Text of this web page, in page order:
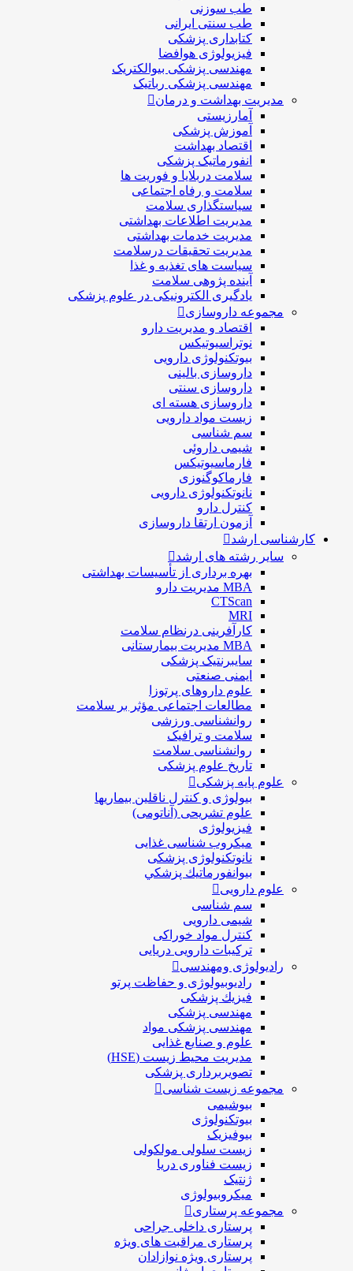
طب سوزنی
طب سنتی ایرانی
کتابداری پزشکی
فیزیولوژی هوافضا
مهندسی پزشکی بیوالکتریک
مهندسی پزشکی رباتیک
مدیریت بهداشت و درمان
آمارزیستی
آموزش پزشکی
اقتصاد بهداشت
انفورماتیک پزشکی
سلامت دربلايا و فوريت ها
سلامت و رفاه اجتماعی
سیاستگذاری سلامت
مدیریت اطلاعات بهداشتی
مدیریت خدمات بهداشتی
مدیریت تحقیقات درسلامت
سیاست های تغذیه و غذا
آینده پژوهی سلامت
یادگیری الکترونیکی در علوم پزشکی
مجموعه داروسازی
اقتصاد و مديريت دارو
نوتراسیوتیکس
بيوتكنولوژی دارویی
داروسازی بالينی
داروسازی سنتی
داروسازی هسته ای
زیست مواد دارویی
سم شناسی
شيمی داروئی
فارماسيوتيكس
فارماكوگنوزی
نانوتکنولوژی دارویی
كنترل دارو
آزمون ارتقا داروسازی
کارشناسی ارشد
سایر رشته های ارشد
بهره برداری از تأسیسات بهداشتی
MBA مدیریت دارو
CTScan
MRI
کارآفرینی درنظام سلامت
MBA مدیریت بیمارستانی
سایبرنتیک پزشکی
ایمنی صنعتی
علوم داروهای پرتوزا
مطالعات اجتماعی مؤثر بر سلامت
روانشناسی ورزشی
سلامت و ترافیک
روانشناسی سلامت
تاریخ علوم پزشکی
علوم پایه پزشکی
بیولوژی و کنترل ناقلین بیماریها
علوم تشریحی (آناتومی)
فیزیولوژی
ميكروب شناسی غذایی
نانوتکنولوژی پزشکی
بيوانفورماتيك پزشكي
علوم دارویی
سم شناسی
شیمی دارویی
کنترل مواد خوراکی
ترکیبات دارویی دریایی
رادیولوژی ومهندسی
رادیوبیولوژی و حفاظت پرتو
فيزيك پزشکی
مهندسی پزشکی
مهندسی پزشکی مواد
علوم و صنايع غذایی
مدیریت محیط زیست (HSE)
تصویربرداری پزشکی
مجموعه زیست شناسی
بیوشیمی
بیوتکنولوژی
بیوفیزیک
زیست سلولی مولکولی
زیست فناوری دریا
ژنتیک
میکروبیولوژی
مجموعه پرستاری
پرستاری داخلی جراحی
پرستاری مراقبت های ويژه
پرستاری ويژه نوازادان